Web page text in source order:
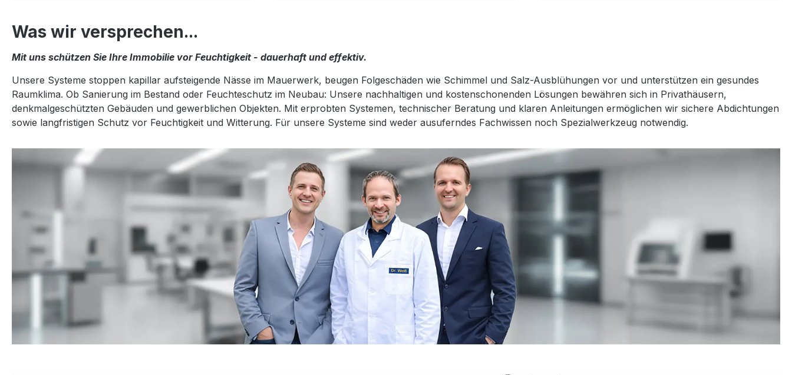
Was wir versprechen...
Mit uns schützen Sie Ihre Immobilie vor Feuchtigkeit - dauerhaft und effektiv.
Unsere Systeme stoppen kapillar aufsteigende Nässe im Mauerwerk, beugen Folgeschäden wie Schimmel und Salz-Ausblühungen vor und unterstützen ein gesundes
Raumklima. Ob Sanierung im Bestand oder Feuchteschutz im Neubau: Unsere nachhaltigen und kostenschonenden Lösungen bewähren sich in Privathäusern,
denkmalgeschützten Gebäuden und gewerblichen Objekten. Mit erprobten Systemen, technischer Beratung und klaren Anleitungen ermöglichen wir sichere Abdichtungen
sowie langfristigen Schutz vor Feuchtigkeit und Witterung. Für unsere Systeme sind weder ausuferndes Fachwissen noch Spezialwerkzeug notwendig.